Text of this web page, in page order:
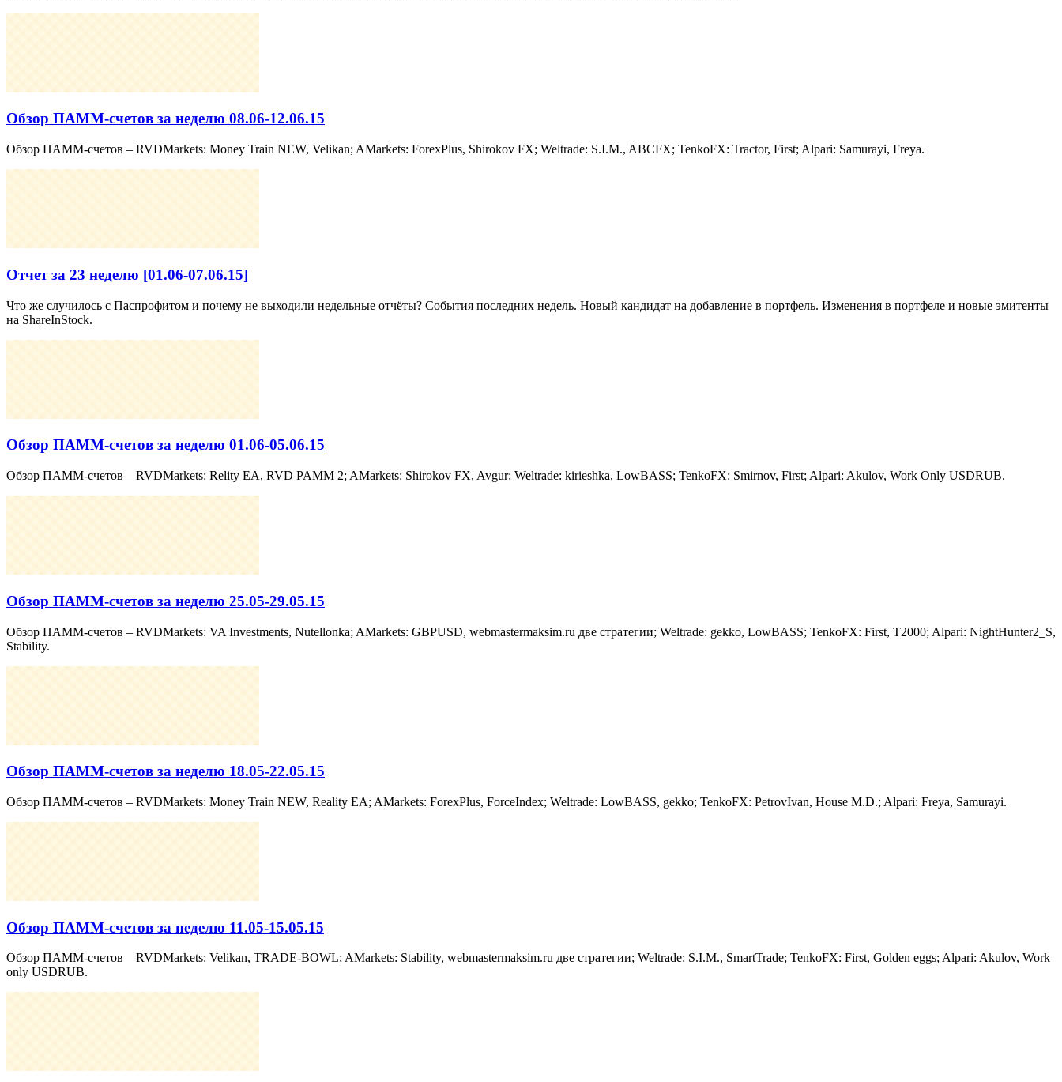
Обзор ПАММ-счетов за неделю 08.06-12.06.15
Обзор ПАММ-счетов – RVDMarkets: Money Train NEW, Velikan; AMarkets: ForexPlus, Shirokov FX; Weltrade: S.I.M., ABCFX; TenkoFX: Tractor, First; Alpari: Samurayi, Freya.
Отчет за 23 неделю [01.06-07.06.15]
Что же случилось с Паспрофитом и почему не выходили недельные отчёты? События последних недель. Новый кандидат на добавление в портфель. Изменения в портфеле и новые эмитенты
на ShareInStock.
Обзор ПАММ-счетов за неделю 01.06-05.06.15
Обзор ПАММ-счетов – RVDMarkets: Relity EA, RVD PAMM 2; AMarkets: Shirokov FX, Avgur; Weltrade: kirieshka, LowBASS; TenkoFX: Smirnov, First; Alpari: Akulov, Work Only USDRUB.
Обзор ПАММ-счетов за неделю 25.05-29.05.15
Обзор ПАММ-счетов – RVDMarkets: VA Investments, Nutellonka; AMarkets: GBPUSD, webmastermaksim.ru две стратегии; Weltrade: gekko, LowBASS; TenkoFX: First, T2000; Alpari: NightHunter2_S,
Stability.
Обзор ПАММ-счетов за неделю 18.05-22.05.15
Обзор ПАММ-счетов – RVDMarkets: Money Train NEW, Reality EA; AMarkets: ForexPlus, ForceIndex; Weltrade: LowBASS, gekko; TenkoFX: PetrovIvan, House M.D.; Alpari: Freya, Samurayi.
Обзор ПАММ-счетов за неделю 11.05-15.05.15
Обзор ПАММ-счетов – RVDMarkets: Velikan, TRADE-BOWL; AMarkets: Stability, webmastermaksim.ru две стратегии; Weltrade: S.I.M., SmartTrade; TenkoFX: First, Golden eggs; Alpari: Akulov, Work
only USDRUB.